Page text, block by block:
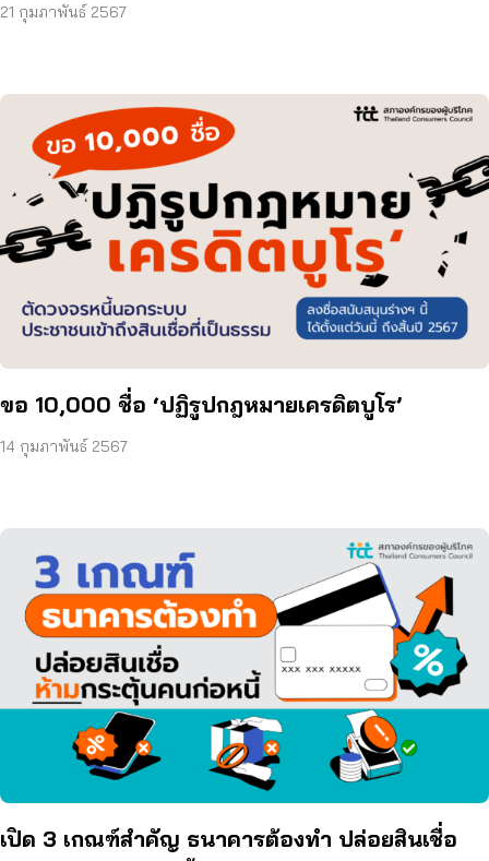
21 กุมภาพันธ์ 2567
ขอ 10,000 ชื่อ ‘ปฏิรูปกฎหมายเครดิตบูโร’
14 กุมภาพันธ์ 2567
เปิด 3 เกณฑ์สำคัญ ธนาคารต้องทำ ปล่อยสินเชื่อ